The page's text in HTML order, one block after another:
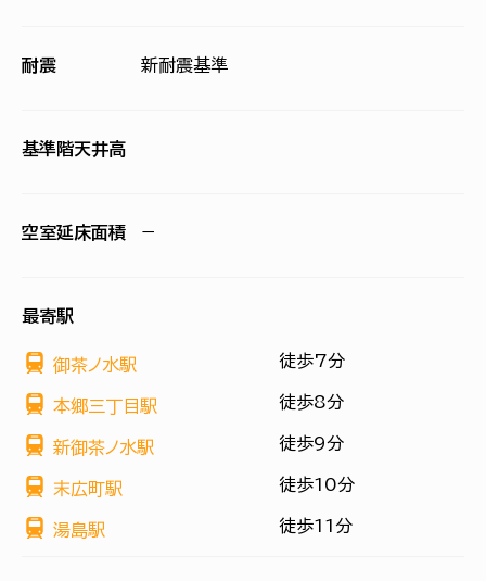
耐震 新耐震基準
基準階天井高
空室延床面積 −
最寄駅
御茶ノ水駅 徒歩7分
本郷三丁目駅 徒歩8分
新御茶ノ水駅 徒歩9分
末広町駅 徒歩10分
湯島駅 徒歩11分